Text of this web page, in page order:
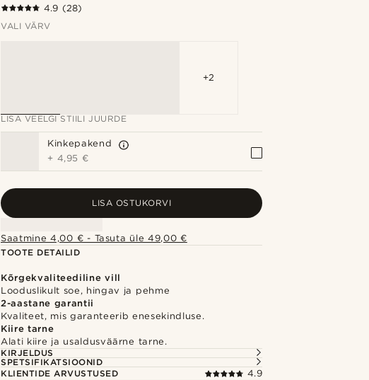
4.9 (28)
VALI VÄRV
+2
LISA VEELGI STIILI JUURDE
Kinkepakend
+ 4,95 €
LISA OSTUKORVI
Saatmine 4,00 € - Tasuta üle 49,00 €
TOOTE DETAILID
Kõrgekvaliteediline vill
Looduslikult soe, hingav ja pehme
2-aastane garantii
Kvaliteet, mis garanteerib enesekindluse.
Kiire tarne
Alati kiire ja usaldusväärne tarne.
KIRJELDUS
SPETSIFIKATSIOONID
KLIENTIDE ARVUSTUSED
4.9